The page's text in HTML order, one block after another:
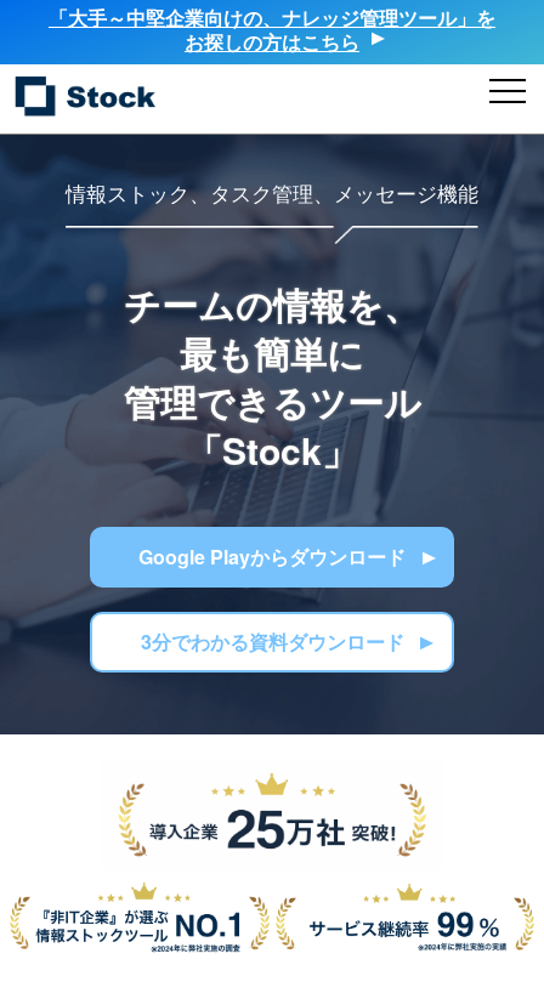
「大手～中堅企業向けの、ナレッジ管理ツール」を
お探しの方はこちら
情報ストック、タスク管理、メッセージ機能
チームの情報を、
最も簡単に
管理できるツール
「Stock」
Google Playからダウンロード
3分でわかる資料ダウンロード